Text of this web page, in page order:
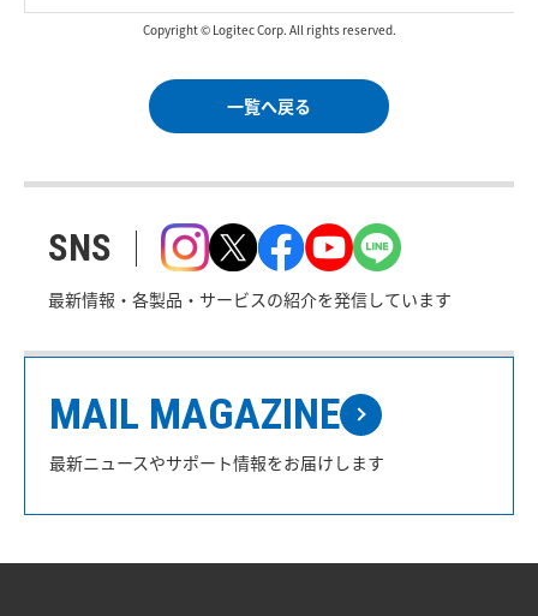
Copyright © Logitec Corp. All rights reserved.
一覧へ戻る
SNS
最新情報・各製品・サービスの紹介を発信しています
MAIL MAGAZINE
最新ニュースやサポート情報をお届けします